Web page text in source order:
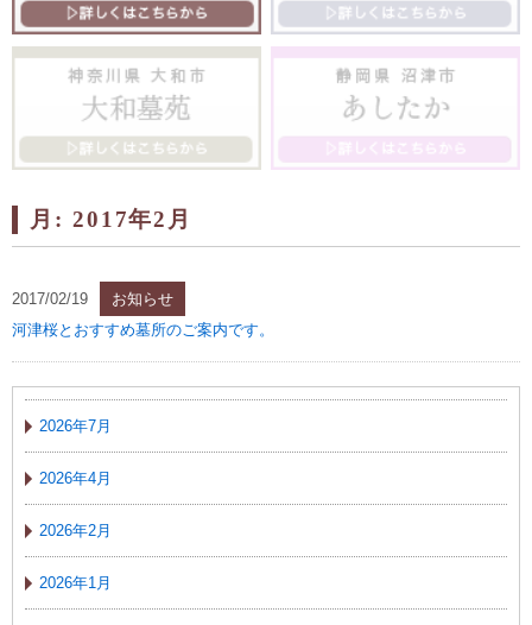
月: 2017年2月
2017/02/19
お知らせ
河津桜とおすすめ墓所のご案内です。
2026年7月
2026年4月
2026年2月
2026年1月